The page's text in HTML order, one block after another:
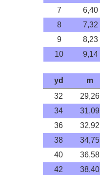
7
6,40
8
7,32
9
8,23
10
9,14
yd
m
32
29,26
34
31,09
36
32,92
38
34,75
40
36,58
42
38,40